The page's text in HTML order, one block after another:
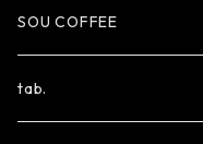
SOU COFFEE
tab.